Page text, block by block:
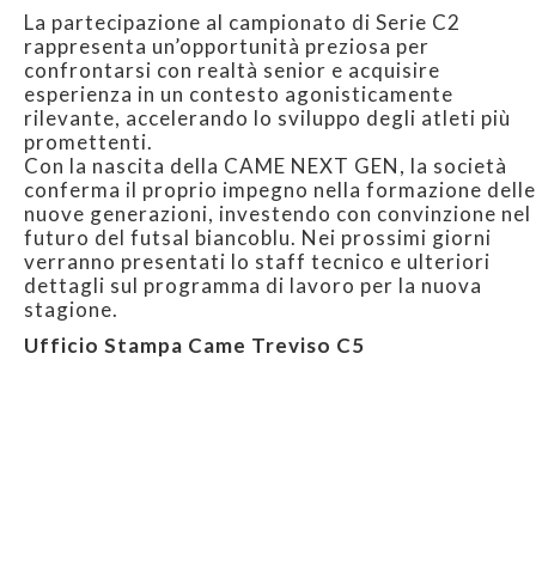
La partecipazione al campionato di Serie C2
rappresenta un’opportunità preziosa per
confrontarsi con realtà senior e acquisire
esperienza in un contesto agonisticamente
rilevante, accelerando lo sviluppo degli atleti più
promettenti.
Con la nascita della CAME NEXT GEN, la società
conferma il proprio impegno nella formazione delle
nuove generazioni, investendo con convinzione nel
futuro del futsal biancoblu. Nei prossimi giorni
verranno presentati lo staff tecnico e ulteriori
dettagli sul programma di lavoro per la nuova
stagione.
Ufficio Stampa Came Treviso C5